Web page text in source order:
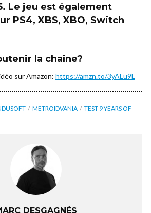
. Le jeu est également
PS4, XBS, XBO, Switch
la chaîne?
sur Amazon: https://amzn.to/3yALu9L
METROIDVANIA
TEST 9 YEARS OF
DESGAGNÉS